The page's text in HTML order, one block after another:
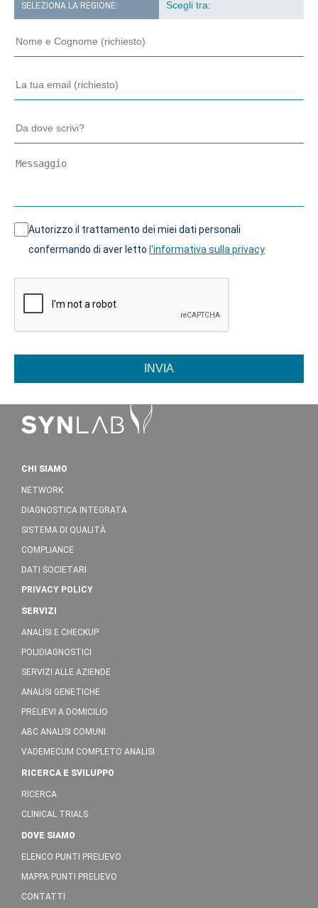
SELEZIONA LA REGIONE:
Autorizzo il trattamento dei miei dati personali
confermando di aver letto l'informativa sulla privacy
INVIA
CHI SIAMO
NETWORK
DIAGNOSTICA INTEGRATA
SISTEMA DI QUALITÀ
COMPLIANCE
DATI SOCIETARI
PRIVACY POLICY
SERVIZI
ANALISI E CHECKUP
POLIDIAGNOSTICI
SERVIZI ALLE AZIENDE
ANALISI GENETICHE
PRELIEVI A DOMICILIO
ABC ANALISI COMUNI
VADEMECUM COMPLETO ANALISI
RICERCA E SVILUPPO
RICERCA
CLINICAL TRIALS
DOVE SIAMO
ELENCO PUNTI PRELIEVO
MAPPA PUNTI PRELIEVO
CONTATTI